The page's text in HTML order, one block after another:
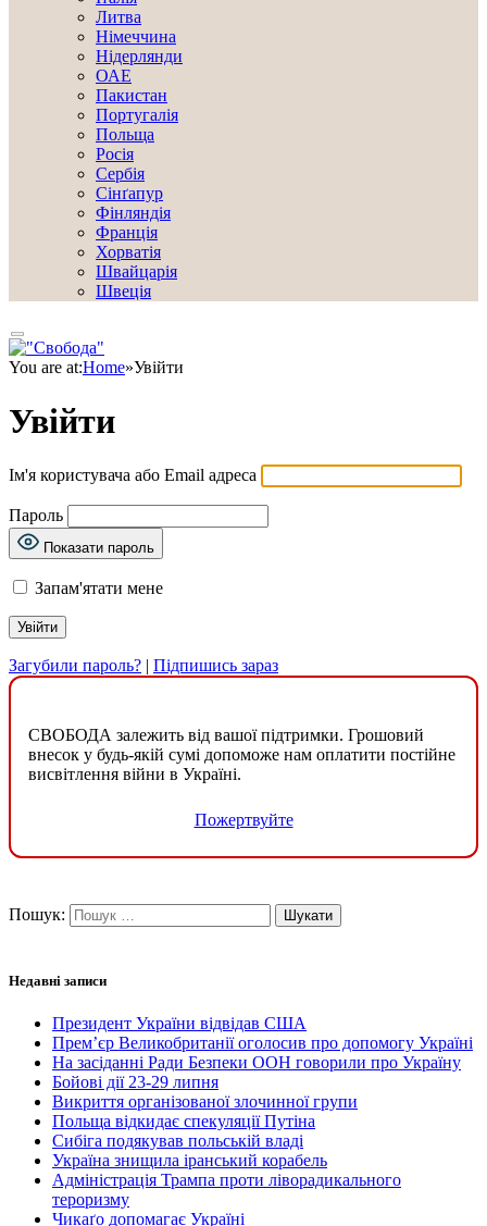
Литва
Німеччина
Нідерлянди
ОАЕ
Пакистан
Португалія
Польща
Росія
Сербія
Сінґапур
Фінляндія
Франція
Хорватія
Швайцарія
Швеція
You are at:Home»Увійти
Увійти
Ім'я користувача або Email адреса
Пароль
Показати пароль
Запам'ятати мене
Загубили пароль? | Підпишись зараз
СВОБОДА залежить від вашої підтримки. Грошовий
внесок у будь-якій сумі допоможе нам оплатити постійне
висвітлення війни в Україні.
Пожертвуйте
Пошук:
Недавні записи
Президент України відвідав США
Прем’єр Великобританії оголосив про допомогу Україні
На засіданні Ради Безпеки ООН говорили про Україну
Бойові дії 23-29 липня
Викриття організованої злочинної групи
Польща відкидає спекуляції Путіна
Сибіга подякував польській владі
Україна знищила іранський корабель
Адміністрація Трампа проти ліворадикального
тероризму
Чикаґо допомагає Україні